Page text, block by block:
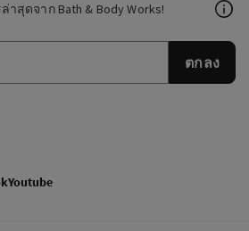
สุดจาก Bath & Body Works!
ตกลง
Youtube